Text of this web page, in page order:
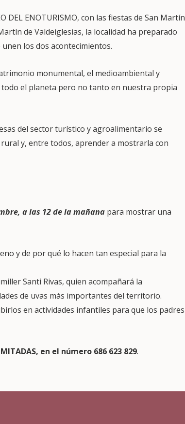
DEL ENOTURISMO, con las fiestas de San Martín
de Valdeiglesias, la localidad ha preparado
los dos acontecimientos.
monumental, el medioambiental y
el planeta pero no tanto en nuestra propia
del sector turístico y agroalimentario se
y, entre todos, aprender a mostrarla con
a las 12 de la mañana para mostrar una
y de por qué lo hacen tan especial para la
Santi Rivas, quien acompañará la
de uvas más importantes del territorio.
en actividades infantiles para que los padres
en el número 686 623 829.